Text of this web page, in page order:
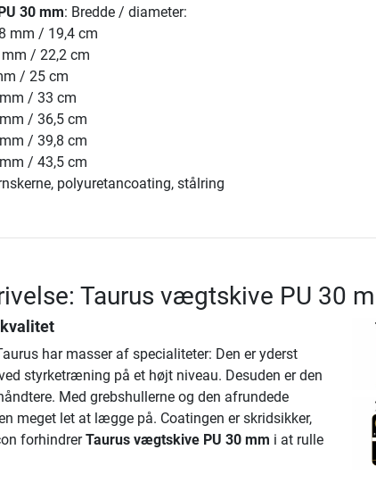
30 mm: Bredde / diameter:
mm / 19,4 cm
/ 22,2 cm
/ 25 cm
/ 33 cm
/ 36,5 cm
/ 39,8 cm
/ 43,5 cm
polyuretancoating, stålring
Taurus vægtskive PU 30
har masser af specialiteter: Den er yderst
styrketræning på et højt niveau. Desuden er den
Med grebshullerne og den afrundede
meget let at lægge på. Coatingen er skridsikker,
forhindrerTaurus vægtskive PU 30 mm i at rulle